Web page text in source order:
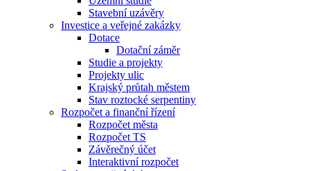
Stavební uzávěry
Investice a veřejné zakázky
Dotace
Dotační záměr
Studie a projekty
Projekty ulic
Krajský průtah městem
Stav roztocké serpentiny
Rozpočet a finanční řízení
Rozpočet města
Rozpočet TS
Závěrečný účet
Interaktivní rozpočet